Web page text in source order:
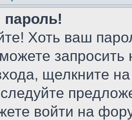
Хоть ваш
щелкните
войти на